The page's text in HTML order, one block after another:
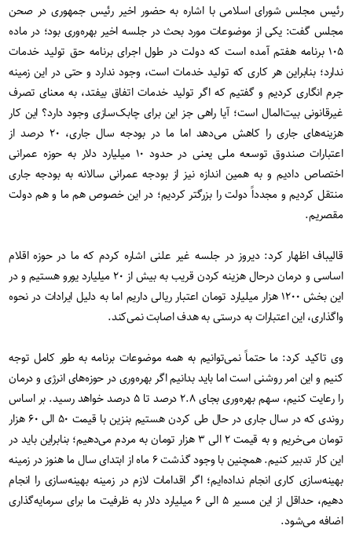
رئیس مجلس شورای اسلامی با اشاره به حضور اخیر رئیس جمهوری در صحن
مجلس گفت: یکی از موضوعات مورد بحث در جلسه اخیر بهره‌وری بود؛ در ماده
۱۰۵ برنامه هفتم آمده است که دولت در طول اجرای برنامه حق تولید خدمات
ندارد؛ بنابراین هر کاری که تولید خدمات است، وجود ندارد و حتی در این زمینه
جرم انگاری کردیم و گفتیم که اگر تولید خدمات اتفاق بیفتد، به معنای تصرف
غیرقانونی بیت‌المال است؛ آیا راهی جز این برای چابک‌سازی وجود دارد؟ این کار
هزینه‌های جاری را کاهش می‌دهد اما ما در بودجه سال جاری، ۲۰ درصد از
اعتبارات صندوق توسعه ملی یعنی در حدود ۱۰ میلیارد دلار به حوزه عمرانی
اختصاص دادیم و به همین اندازه نیز از بودجه عمرانی سالانه به بودجه جاری
منتقل کردیم و مجدداً دولت را بزرگتر کردیم؛ در این خصوص هم ما و هم دولت
مقصریم.
قالیباف اظهار کرد: دیروز در جلسه غیر علنی اشاره کردم که ما در حوزه اقلام
اساسی و درمان درحال هزینه کردن قریب به بیش از ۲۰ میلیارد یورو هستیم و در
این بخش ۱۲۰۰ هزار میلیارد تومان اعتبار ریالی داریم اما به دلیل ایرادات در نحوه
واگذاری، این اعتبارات به درستی به هدف اصابت نمی‌کند.
وی تاکید کرد: ما حتماً نمی‌توانیم به همه موضوعات برنامه به طور کامل توجه
کنیم و این امر روشنی است اما باید بدانیم اگر بهره‌وری در حوزه‌های انرژی و درمان
را رعایت کنیم، سهم بهره‌وری بجای ۲.۸ درصد تا ۵ درصد خواهد رسید. بر اساس
روندی که در سال جاری در حال طی کردن هستیم بنزین با قیمت ۵۰ الی ۶۰ هزار
تومان می‌خریم و به قیمت ۲ الی ۳ هزار تومان به مردم می‌دهیم؛ بنابراین باید در
این کار تدبیر کنیم. همچنین با وجود گذشت ۶ ماه از ابتدای سال ما هنوز در زمینه
بهینه‌سازی کاری انجام نداده‌ایم؛ اگر اقدامات لازم در زمینه بهینه‌سازی را انجام
دهیم، حداقل از این مسیر ۵ الی ۶ میلیارد دلار به ظرفیت ما برای سرمایه‌گذاری
اضافه می‌شود.